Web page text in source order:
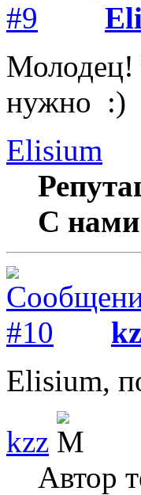
Молодец!
нужно :)
Elisium
С
Elisium,
kzz
Автор